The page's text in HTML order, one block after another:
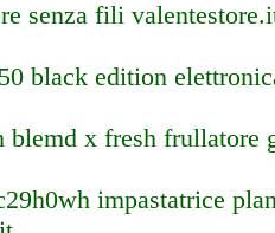
senza fili
black edition
blemd x fresh frullatore
impastatrice